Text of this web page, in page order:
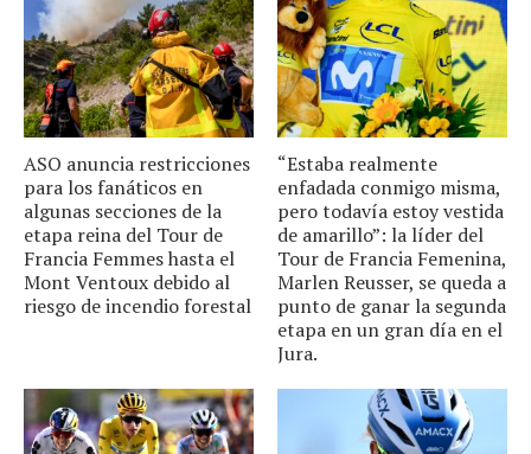
ASO anuncia restricciones
para los fanáticos en
algunas secciones de la
etapa reina del Tour de
Francia Femmes hasta el
Mont Ventoux debido al
riesgo de incendio forestal
“Estaba realmente
enfadada conmigo misma,
pero todavía estoy vestida
de amarillo”: la líder del
Tour de Francia Femenina,
Marlen Reusser, se queda a
punto de ganar la segunda
etapa en un gran día en el
Jura.